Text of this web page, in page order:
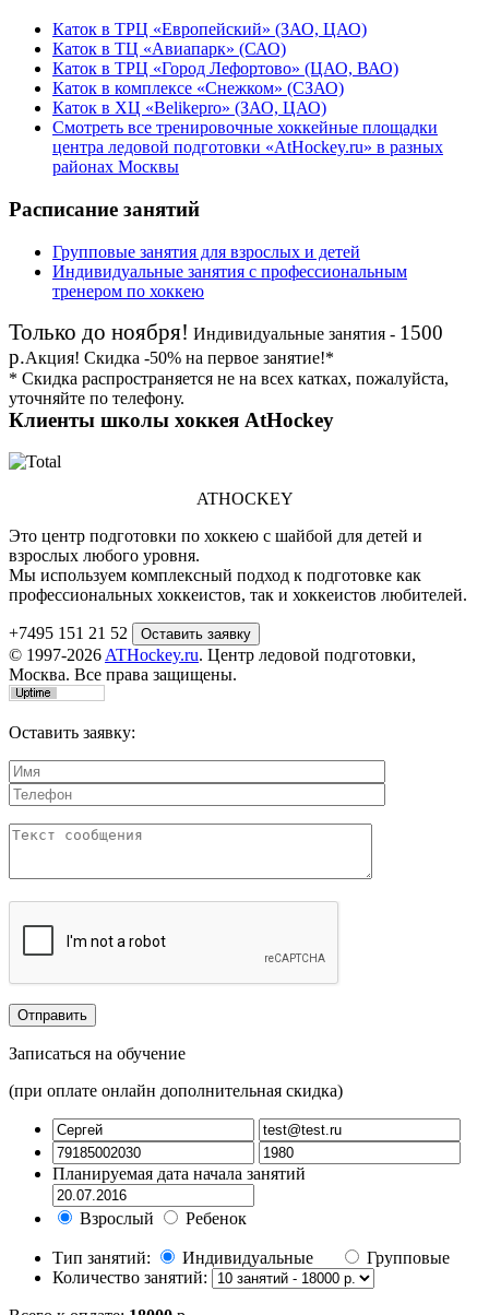
Каток в ТРЦ «Европейский» (ЗАО, ЦАО)
Каток в ТЦ «Авиапарк» (САО)
Каток в ТРЦ «Город Лефортово» (ЦАО, ВАО)
Каток в комплексе «Снежком» (СЗАО)
Каток в ХЦ «Belikepro» (ЗАО, ЦАО)
Смотреть все тренировочные хоккейные площадки
центра ледовой подготовки «AtHockey.ru» в разных
районах Москвы
Расписание занятий
Групповые занятия для взрослых и детей
Индивидуальные занятия с профессиональным
тренером по хоккею
Только до ноября! Индивидуальные занятия - 1500
р.Акция! Скидка -50% на первое занятие!*
* Скидка распространяется не на всех катках, пожалуйста,
уточняйте по телефону.
Клиенты школы хоккея AtHockey
ATHOCKEY
Это центр подготовки по хоккею с шайбой для детей и
взрослых любого уровня.
Мы используем комплексный подход к подготовке как
профессиональных хоккеистов, так и хоккеистов любителей.
+7495 151 21 52
© 1997-2026 ATHockey.ru. Центр ледовой подготовки,
Москва. Все права защищены.
Оставить заявку:
Записаться на обучение
(при оплате онлайн дополнительная скидка)
Планируемая дата начала занятий
Взрослый Ребенок
Тип занятий: Индивидуальные
Групповые
Количество занятий: